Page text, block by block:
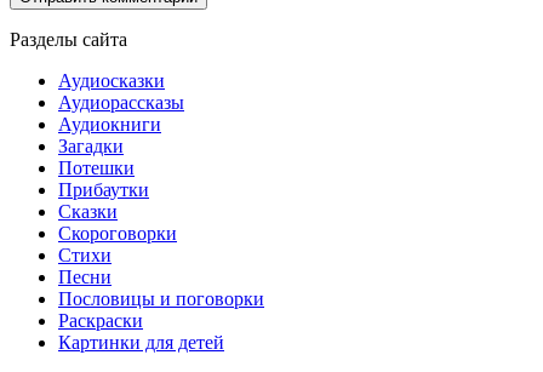
Разделы сайта
Аудиосказки
Аудиорассказы
Аудиокниги
Загадки
Потешки
Прибаутки
Сказки
Скороговорки
Стихи
Песни
Пословицы и поговорки
Раскраски
Картинки для детей